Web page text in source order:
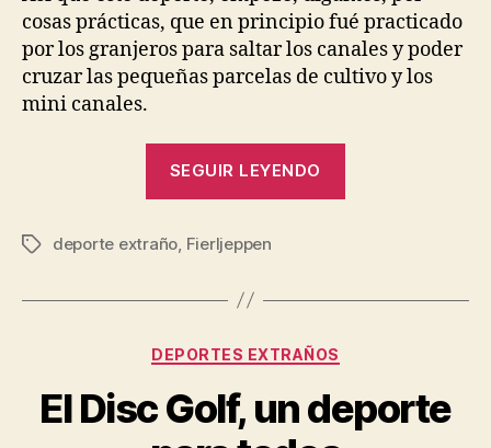
cosas prácticas, que en principio fué practicado
por los granjeros para saltar los canales y poder
cruzar las pequeñas parcelas de cultivo y los
mini canales.
SEGUIR LEYENDO
de
Etiquetas
deporte extraño, Fierljeppen
Categorías
DEPORTES EXTRAÑOS
El Disc Golf, un deporte